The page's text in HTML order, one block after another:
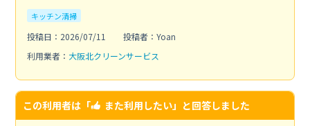
キッチン清掃
投稿日：2026/07/11
投稿者：Yoan
利用業者： 大阪北クリーンサービス
この利用者は「 また利用したい」と回答しました